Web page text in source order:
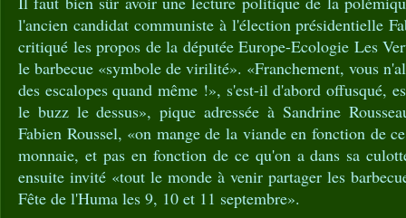
l'ancien candidat communiste à l'élection présidentielle
critiqué les propos de la députée Europe-Ecologie Les
le barbecue «symbole de virilité». «Franchement, vous
des escalopes quand même !», s'est-il d'abord offusqué,
le buzz le dessus», pique adressée à Sandrine
Fabien Roussel, «on mange de la viande en fonction de
monnaie, et pas en fonction de ce qu'on a dans sa
ensuite invité «tout le monde à venir partager les
Fête de l'Huma les 9, 10 et 11 septembre».